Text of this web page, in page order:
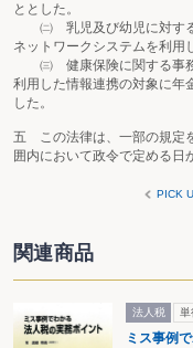
ととした。
㈡ 乳児及び幼児に対する
ネットワークシステムを利用
㈢ 健康保険に関する事務
利用した情報連携の対象に年
した。
五 この法律は、一部の規定
囲内において政令で定める日
PICK
関連商品
法人税 単
ミス事例